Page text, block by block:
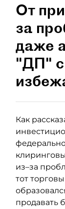
От
за
даже
"ДП"
Как
из–за
тот
продавать